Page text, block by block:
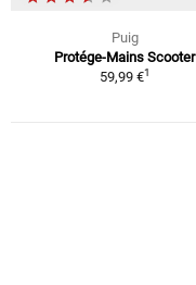
Puig
Protége-Mains Scooter
59,99 €1